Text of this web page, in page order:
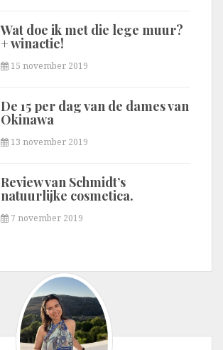
Wat doe ik met die lege muur?
+ winactie!
15 november 2019
De 15 per dag van de dames van
Okinawa
13 november 2019
Review van Schmidt’s
natuurlijke cosmetica.
7 november 2019